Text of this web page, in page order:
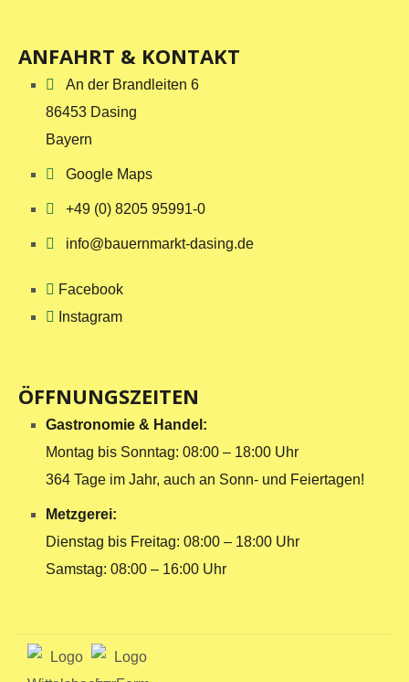
ANFAHRT & KONTAKT
An der Brandleiten 6
86453 Dasing
Bayern
Google Maps
+49 (0) 8205 95991-0
info@bauernmarkt-dasing.de
Facebook
Instagram
ÖFFNUNGSZEITEN
Gastronomie & Handel:
Montag bis Sonntag: 08:00 – 18:00 Uhr
364 Tage im Jahr, auch an Sonn- und Feiertagen!
Metzgerei:
Dienstag bis Freitag: 08:00 – 18:00 Uhr
Samstag: 08:00 – 16:00 Uhr